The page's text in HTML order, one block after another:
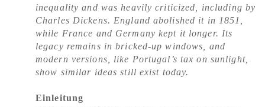
inequality and was heavily criticized, including by
Charles Dickens. England abolished it in 1851,
while France and Germany kept it longer. Its
legacy remains in bricked-up windows, and
modern versions, like Portugal’s tax on sunlight,
show similar ideas still exist today.
Einleitung